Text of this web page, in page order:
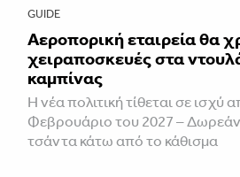
GUIDE
Αεροπορική εταιρεία θα
χειραποσκευές στα
καμπίνας
Η νέα πολιτική τίθεται σε ισχύ
Φεβρουάριο του 2027 –
τσάντα κάτω από το κάθισμα